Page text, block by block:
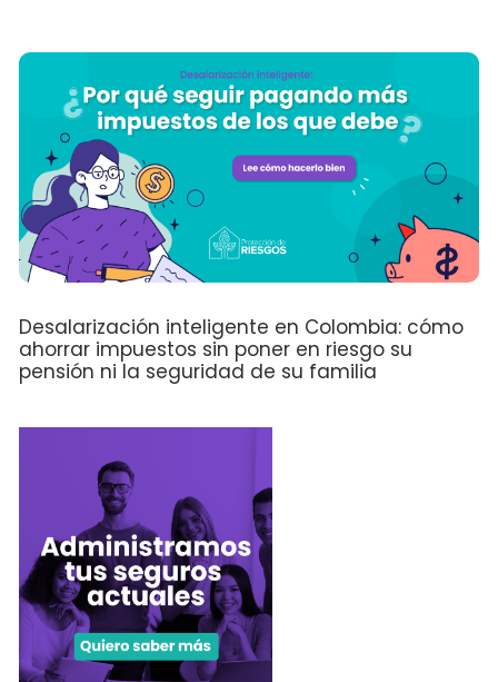
Desalarización inteligente en Colombia: cómo
ahorrar impuestos sin poner en riesgo su
pensión ni la seguridad de su familia